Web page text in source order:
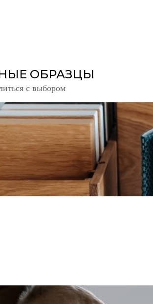
ОБРАЗЦЫ
с выбором